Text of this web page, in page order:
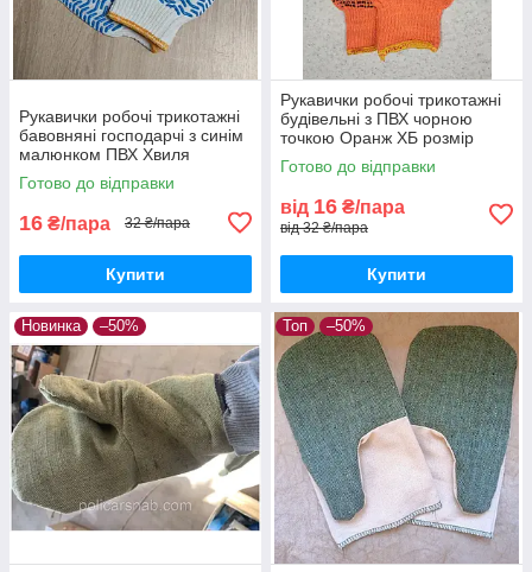
Рукавички робочі трикотажні
бавовняні господарчі з синім
малюнком ПВХ Хвиля
Готово до відправки
16 ₴/пара 32 ₴/пара
Купити
Рукавички робочі трикотажні
будівельні з ПВХ чорною
точкою Оранж ХБ розмір
універсальний WE2129
Готово до відправки
від 16 ₴/пара
від 32 ₴/пара
Купити
Новинка –50% Топ –50%